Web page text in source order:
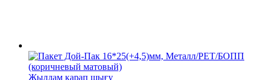
Жылдам қарап шығу